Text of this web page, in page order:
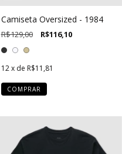
Camiseta Oversized - 1984
R$129,00 R$116,10
12 x de R$11,81
COMPRAR